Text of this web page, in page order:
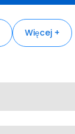
Więcej +